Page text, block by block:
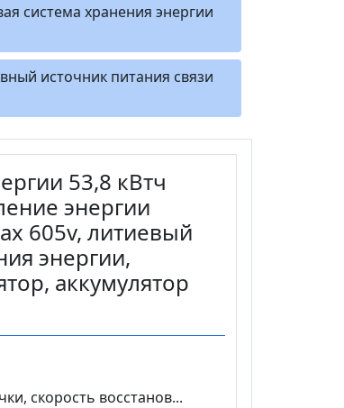
система хранения энергии
источник питания связи
53,8 кВтч
энергии
605v, литиевый
энергии,
аккумулятор
скорость восстанов...